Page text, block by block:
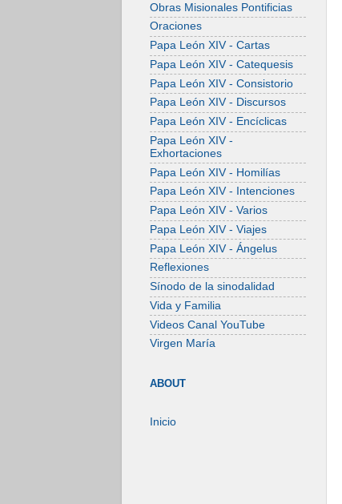
Obras Misionales Pontificias
Oraciones
Papa León XIV - Cartas
Papa León XIV - Catequesis
Papa León XIV - Consistorio
Papa León XIV - Discursos
Papa León XIV - Encíclicas
Papa León XIV -
Exhortaciones
Papa León XIV - Homilías
Papa León XIV - Intenciones
Papa León XIV - Varios
Papa León XIV - Viajes
Papa León XIV - Ángelus
Reflexiones
Sínodo de la sinodalidad
Vida y Familia
Videos Canal YouTube
Virgen María
ABOUT
Inicio